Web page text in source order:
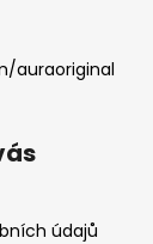
auraoriginal
údajů